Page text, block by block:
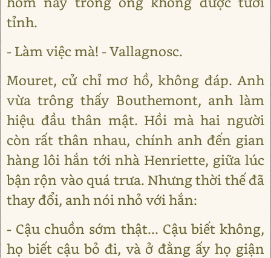
tỉnh.
- Làm việc mà! - Vallagnosc.
Mouret, cử chỉ mơ hồ, không đáp. Anh
vừa trông thấy Bouthemont, anh làm
hiệu đầu thân mật. Hồi mà hai người
còn rất thân nhau, chính anh đến gian
hàng lôi hắn tới nhà Henriette, giữa lúc
bận rộn vào quá trưa. Nhưng thời thế đã
thay đổi, anh nói nhỏ với hắn:
- Cậu chuồn sớm thật... Cậu biết không,
họ biết cậu bỏ đi, và ở đằng ấy họ giận